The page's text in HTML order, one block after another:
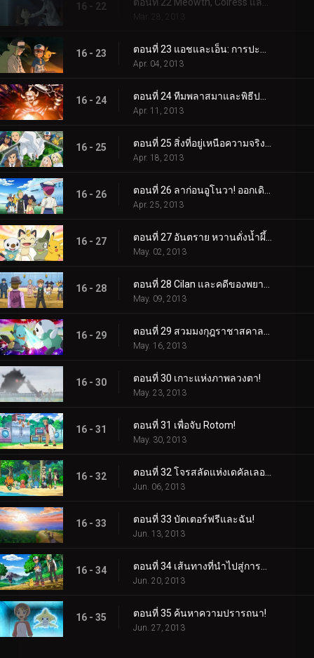
16 - 22
Mar. 28, 2013
16 - 23
Apr. 04, 2013
16 - 24
Apr. 11, 2013
16 - 25
Apr. 18, 2013
16 - 26
Apr. 25, 2013
16 - 27
May. 02, 2013
16 - 28
May. 09, 2013
16 - 29
May. 16, 2013
16 - 30 ตอนที่ 30 เกาะแห่งภาพลวงตา!
May. 23, 2013
16 - 31 ตอนที่ 31 เพื่อจับ Rotom!
May. 30, 2013
16 - 32
Jun. 06, 2013
16 - 33 ตอนที่ 33 บัตเตอร์ฟรีและฉัน!
Jun. 13, 2013
16 - 34
Jun. 20, 2013
16 - 35 ตอนที่ 35 ค้นหาความปรารถนา!
Jun. 27, 2013